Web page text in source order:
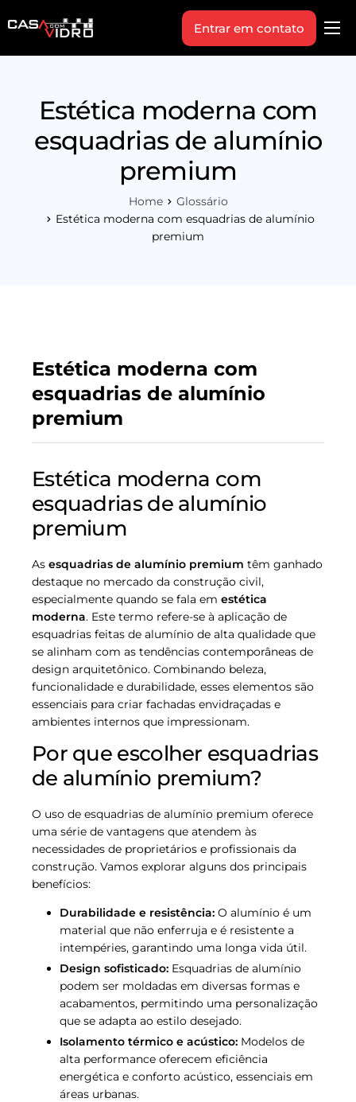
Produtos
Indique+
Blog
Vagas
Entrar em contato
Estética moderna com
esquadrias de alumínio
premium
Home
Glossário
Estética moderna com esquadrias de alumínio
premium
Estética moderna com
esquadrias de alumínio
premium
Estética moderna com
esquadrias de alumínio
premium
As esquadrias de alumínio premium têm ganhado
destaque no mercado da construção civil,
especialmente quando se fala em estética
moderna. Este termo refere-se à aplicação de
esquadrias feitas de alumínio de alta qualidade que
se alinham com as tendências contemporâneas de
design arquitetônico. Combinando beleza,
funcionalidade e durabilidade, esses elementos são
essenciais para criar fachadas envidraçadas e
ambientes internos que impressionam.
Por que escolher esquadrias
de alumínio premium?
O uso de esquadrias de alumínio premium oferece
uma série de vantagens que atendem às
necessidades de proprietários e profissionais da
construção. Vamos explorar alguns dos principais
benefícios:
Durabilidade e resistência: O alumínio é um
material que não enferruja e é resistente a
intempéries, garantindo uma longa vida útil.
Design sofisticado: Esquadrias de alumínio
podem ser moldadas em diversas formas e
acabamentos, permitindo uma personalização
que se adapta ao estilo desejado.
Isolamento térmico e acústico: Modelos de
alta performance oferecem eficiência
energética e conforto acústico, essenciais em
áreas urbanas.